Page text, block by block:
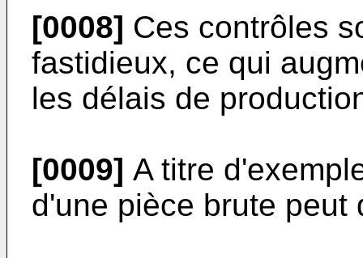
[0008] Ces contrôles
fastidieux, ce qui
les délais de
[0009] A titre
d'une pièce brute peut